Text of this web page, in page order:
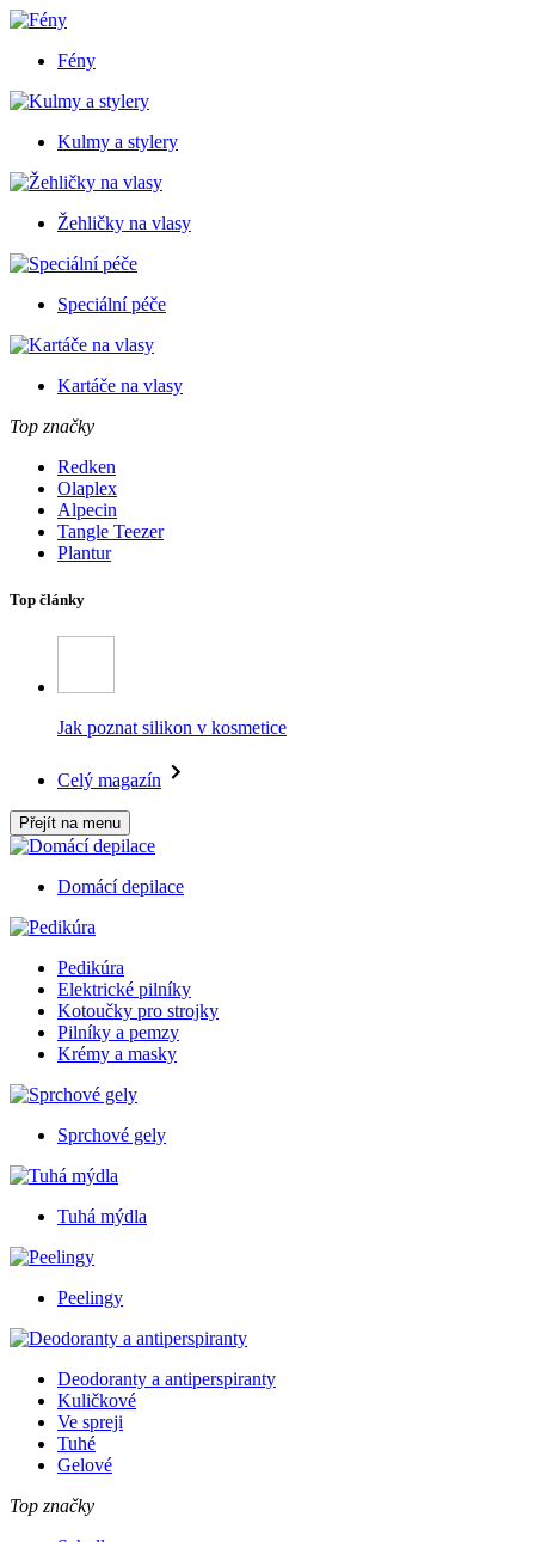
Fény
Kulmy a stylery
Žehličky na vlasy
Speciální péče
Kartáče na vlasy
Top značky
Redken
Olaplex
Alpecin
Tangle Teezer
Plantur
Top články
Jak poznat silikon v kosmetice
Celý magazín
Přejít na menu
Domácí depilace
Pedikúra
Elektrické pilníky
Kotoučky pro strojky
Pilníky a pemzy
Krémy a masky
Sprchové gely
Tuhá mýdla
Peelingy
Deodoranty a antiperspiranty
Kuličkové
Ve spreji
Tuhé
Gelové
Top značky